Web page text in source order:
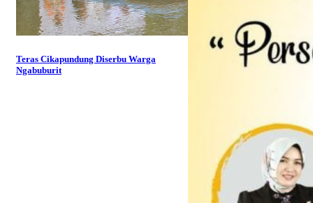
Teras Cikapundung Diserbu Warga
Ngabuburit